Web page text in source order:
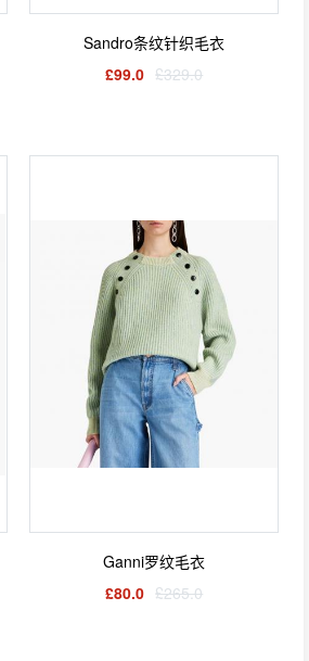
Sandro条纹针织毛衣
£99.0 £329.0
Ganni罗纹毛衣
£80.0 £265.0